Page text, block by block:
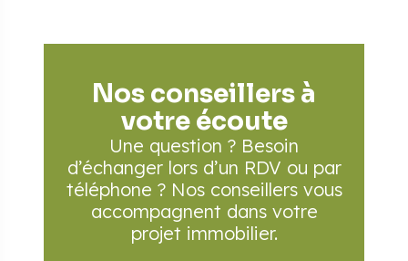
Nos conseillers à
votre écoute
Une question ? Besoin
d’échanger lors d’un RDV ou par
téléphone ? Nos conseillers vous
accompagnent dans votre
projet immobilier.